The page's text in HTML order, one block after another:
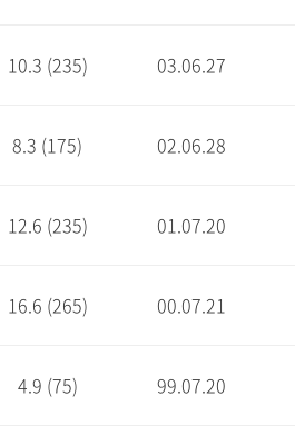
10.3 (235) 03.06.27
8.3 (175) 02.06.28
12.6 (235) 01.07.20
16.6 (265) 00.07.21
4.9 (75) 99.07.20